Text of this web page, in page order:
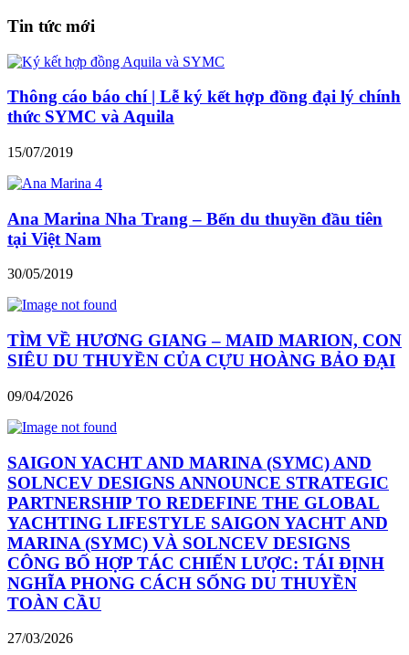
Tin tức mới
Thông cáo báo chí | Lễ ký kết hợp đồng đại lý chính
thức SYMC và Aquila
15/07/2019
Ana Marina Nha Trang – Bến du thuyền đầu tiên
tại Việt Nam
30/05/2019
TÌM VỀ HƯƠNG GIANG – MAID MARION, CON
SIÊU DU THUYỀN CỦA CỰU HOÀNG BẢO ĐẠI
09/04/2026
SAIGON YACHT AND MARINA (SYMC) AND
SOLNCEV DESIGNS ANNOUNCE STRATEGIC
PARTNERSHIP TO REDEFINE THE GLOBAL
YACHTING LIFESTYLE SAIGON YACHT AND
MARINA (SYMC) VÀ SOLNCEV DESIGNS
CÔNG BỐ HỢP TÁC CHIẾN LƯỢC: TÁI ĐỊNH
NGHĨA PHONG CÁCH SỐNG DU THUYỀN
TOÀN CẦU
27/03/2026